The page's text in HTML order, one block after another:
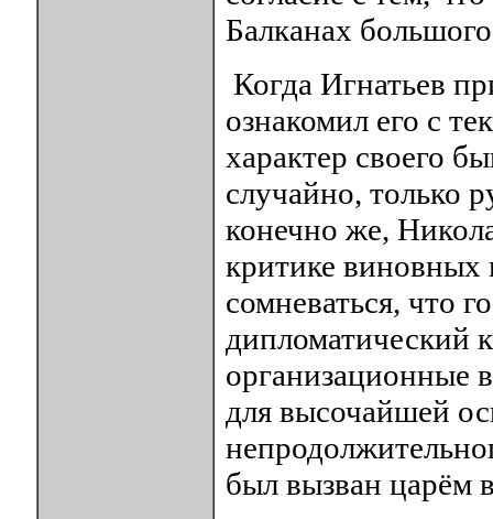
Балканах
Когда Игнатьев
ознакомил его с
характер своего
случайно, только
конечно же,
критике
сомневаться, что
дипломатический
организационные
для высочайшей
был вызван царём